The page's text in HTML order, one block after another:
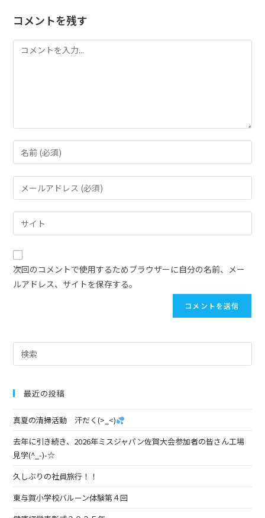
コメントを残す
次回のコメントで使用するためブラウザーに自分の名前、メー
ルアドレス、サイトを保存する。
最近の投稿
真夏の清掃活動 汗だく(>_<)
去年に引き続き、2026年ミスジャパン佐賀大会参加者の皆さん工場
見学(^_-)-☆
久しぶりの社員旅行！！
東与賀小学校バルーン体験第４回